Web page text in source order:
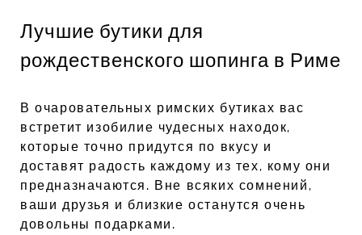
Лучшие бутики для
рождественского шопинга в Риме
В очаровательных римских бутиках вас
встретит изобилие чудесных находок,
которые точно придутся по вкусу и
доставят радость каждому из тех, кому они
предназначаются. Вне всяких сомнений,
ваши друзья и близкие останутся очень
довольны подарками.